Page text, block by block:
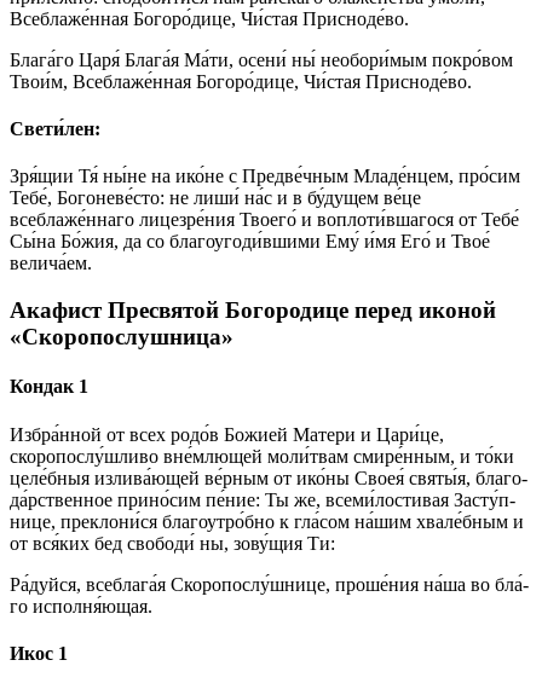
Всеблаже́нная Богоро́дице, Чи́стая Присноде́во.
Блага́го Царя́ Блага́я Ма́ти, осени́ ны́ необори́мым покро́вом
Твои́м, Всеблаже́нная Богоро́дице, Чи́стая Присноде́во.
Свети́лен:
Зря́щии Тя́ ны́не на ико́не с Предве́чным Младе́нцем, про́сим
Тебе́, Богоневе́сто: не лиши́ на́с и в бу́дущем ве́це
всеблаже́ннаго лицезре́ния Твоего́ и воплоти́вшагося от Тебе́
Сы́на Бо́жия, да со благоугоди́вшими Ему́ и́мя Его́ и Твое́
велича́ем.
Акафист Пресвятой Богородице перед иконой
«Скоропослушница»
Кондак 1
Из­бра́н­ной от всех ро­до́в Бо­жией Ма­те­ри и Ца­ри́­це,
скоропослу́шливо вне́млющей моли́твам сми­ре́н­ным, и то́­ки
це­ле́б­ныя излива́ющей ве́р­ным от ико́­ны Своея́ свя­ты́я, бла­го­
да́р­ствен­ное при­но́­сим пе́­ние: Ты же, все­ми́­лос­ти­вая За­сту́п­
ни­це, преклони́ся бла­го­утро́б­но к гла́сом на́­шим хвале́бным и
от вся́­ких бед сво­боди́ ны, зову́щия Ти:
Ра́­дуй­ся, всеблага́я Скоропослу́шнице, про­ше́­ния на́­ша во бла́­
го исполня́ющая.
Икос 1